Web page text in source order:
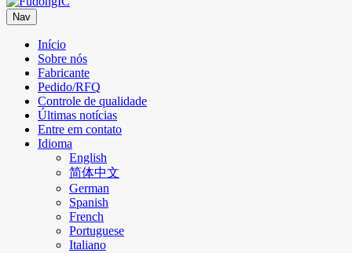
Nav
Início
Sobre nós
Fabricante
Pedido/RFQ
Controle de qualidade
Últimas notícias
Entre em contato
Idioma
English
简体中文
German
Spanish
French
Portuguese
Italiano